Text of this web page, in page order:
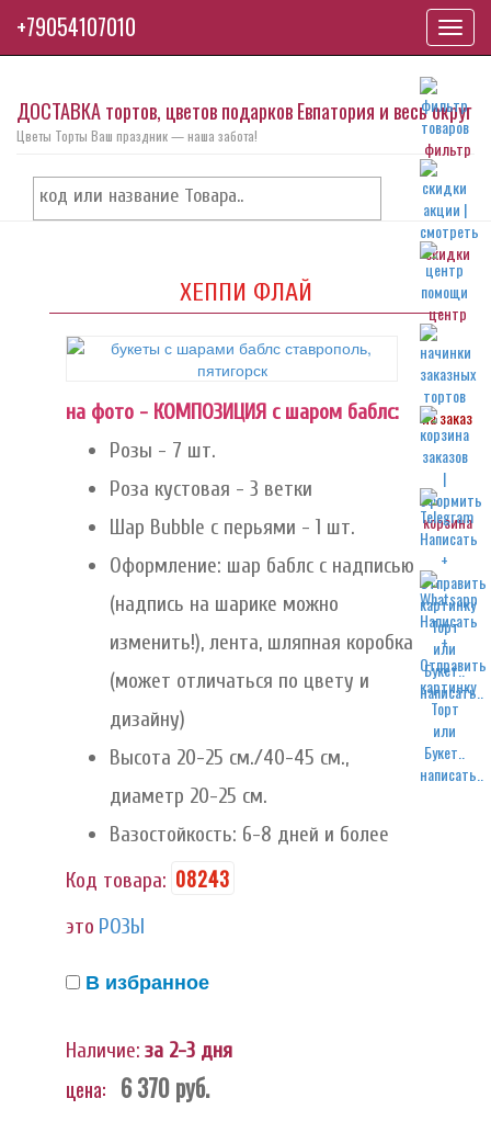
фильтр
скидки
центр
на заказ
корзина
написать..
написать..
ДОСТАВКА тортов, цветов подарков Евпатория и весь округ
Цветы Торты Ваш праздник — наша забота!
ХЕППИ ФЛАЙ
на фото - КОМПОЗИЦИЯ с шаром баблс:
Розы - 7 шт.
Роза кустовая - 3 ветки
Шар Bubble с перьями - 1 шт.
Оформление: шар баблс с надписью
(надпись на шарике можно
изменить!), лента, шляпная коробка
(может отличаться по цвету и
дизайну)
Высота 20-25 см./40-45 см.,
диаметр 20-25 см.
Вазостойкость: 6-8 дней и более
Код товара: 08243
это РОЗЫ
В избранное
Наличие: за 2-3 дня
цена: 6 370руб.
+79054107010